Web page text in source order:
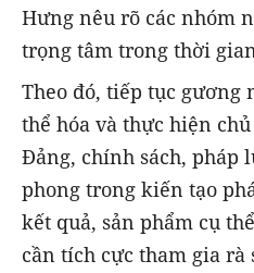
Hưng nêu rõ các nhóm
trọng tâm trong thời
Theo đó, tiếp tục gương
thể hóa và thực hiện
Đảng, chính sách, pháp
phong trong kiến tạo
kết quả, sản phẩm cụ
cần tích cực tham gia